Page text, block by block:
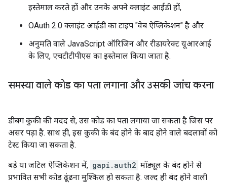
इस्तेमाल करते हों और उनके अपने क्लाइंट आईडी हों,
OAuth 2.0 क्लाइंट आईडी का टाइप "वेब ऐप्लिकेशन" है और
अनुमति वाले JavaScript ऑरिजिन और रीडायरेक्ट यूआरआई
के लिए, एचटीटीपीएस का इस्तेमाल किया जाता है.
समस्या वाले कोड का पता लगाना और उसकी जांच करना
डीबग कुकी की मदद से, उस कोड का पता लगाया जा सकता है जिस पर
असर पड़ा है. साथ ही, इस कुकी के बंद होने के बाद होने वाले बदलावों को
टेस्ट किया जा सकता है.
बड़े या जटिल ऐप्लिकेशन में, gapi.auth2 मॉड्यूल के बंद होने से
प्रभावित सभी कोड ढूंढना मुश्किल हो सकता है. जल्द ही बंद होने वाली